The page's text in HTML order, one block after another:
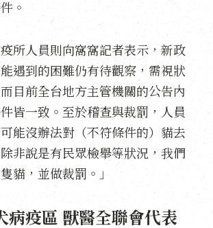
。
所人員則向窩窩記者表示，新政
遇到的困難仍有待觀察，需視狀
目前全台地方主管機關的公告內
皆一致。至於稽查與裁罰，人員
能沒辦法對（不符條件的）貓去
非說是有民眾檢舉等狀況，我們
貓，並做裁罰。」
病疫區 獸醫全聯會代表